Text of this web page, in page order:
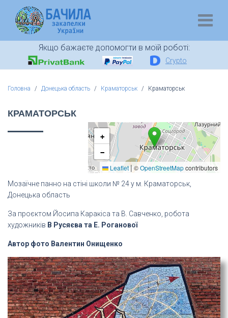
Якщо бажаєте допомогти в моїй роботі:
Crypto
Головна Донецька область Краматорськ Краматорськ
КРАМАТОРСЬК
+
−
Leaflet|©OpenStreetMapcontributors
Мозаїчне панно на стіні школи № 24 у м. Краматорськ,
Донецька область
За проєктом Йосипа Каракіса та В. Савченко, робота
художників В Русяєва та Е. Роганової
Автор фото Валентин Онищенко